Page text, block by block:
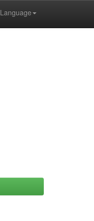
Language